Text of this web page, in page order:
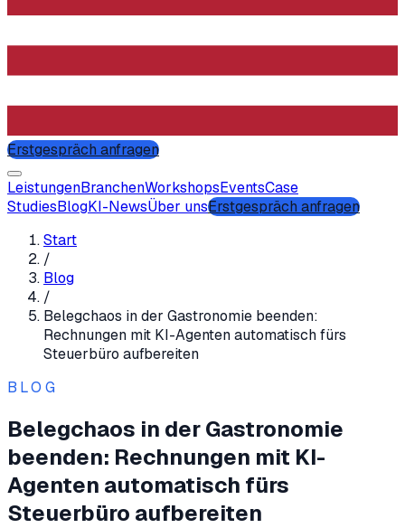
Erstgespräch anfragen
LeistungenBranchenWorkshopsEventsCase
StudiesBlogKI-NewsÜber unsErstgespräch anfragen
Start
/
Blog
/
Belegchaos in der Gastronomie beenden:
Rechnungen mit KI-Agenten automatisch fürs
Steuerbüro aufbereiten
BLOG
Belegchaos in der Gastronomie
beenden: Rechnungen mit KI-
Agenten automatisch fürs
Steuerbüro aufbereiten